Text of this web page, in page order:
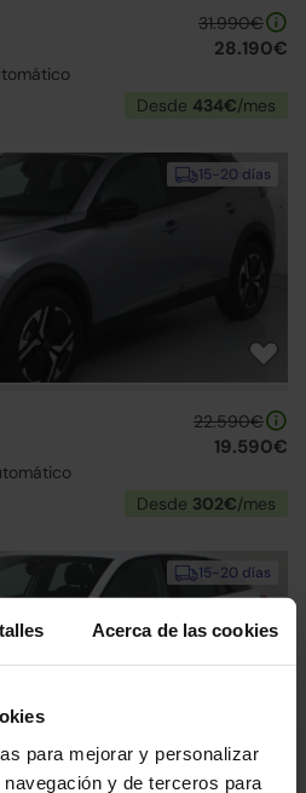
Acerca de las cookies
para mejorar y personalizar
y de terceros para
31.990€
28.190€
Desde 434€/mes
15-20 días
22.590€
19.590€
Desde 302€/mes
15-20 días